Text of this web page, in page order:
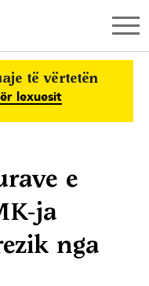
të vërtetën
lexuesit
e
ja
nga